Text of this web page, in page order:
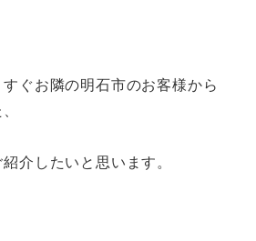
ぐお隣の明石市のお客様から
介したいと思います。